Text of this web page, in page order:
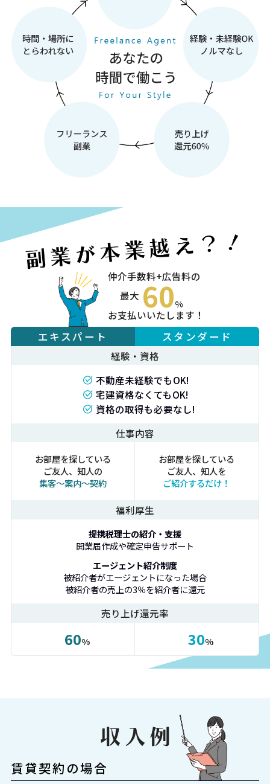
仲介手数料+広告料の
60%
お支払いいたします！
エキスパート スタンダード
経験・資格
不動産未経験でもOK!
宅建資格なくてもOK!
資格の取得も必要なし!
仕事内容
お部屋を探している
ご友人、知人の
集客～案内～契約
お部屋を探している
ご友人、知人を
ご紹介するだけ！
福利厚生
提携税理士の紹介・支援
開業届作成や確定申告サポート
エージェント紹介制度
被紹介者がエージェントになった場合
被紹介者の売上の3％を紹介者に還元
売り上げ還元率
60 30
賃貸契約の場合